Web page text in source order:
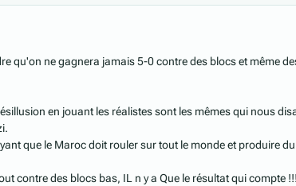
qu'on ne gagnera jamais 5-0 contre des blocs et même
en jouant les réalistes sont les mêmes qui nous
que le Maroc doit rouler sur tout le monde et produire du
contre des blocs bas, IL n y a Que le résultat qui compte